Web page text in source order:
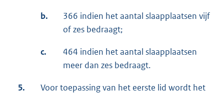
b.
366 indien het aantal slaapplaatsen vijf
of zes bedraagt;
c.
464 indien het aantal slaapplaatsen
meer dan zes bedraagt.
5.
Voor toepassing van het eerste lid wordt het